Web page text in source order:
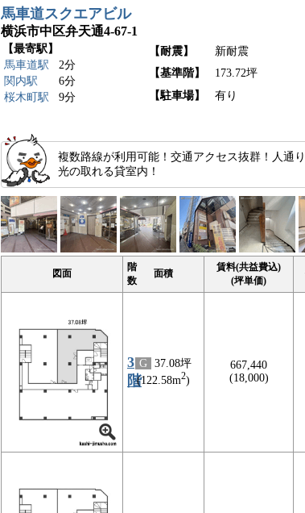
馬車道スクエアビル
横浜市中区弁天通4-67-1
【最寄駅】
馬車道駅
2分
関内駅
6分
桜木町駅
9分
【耐震】
新耐震
【基準階】
173.72坪
【駐車場】
有り
複数路線が利用可能！交通アクセス抜群！人通
光の取れる貸室内！
図面
階
数
面積
賃料(共益費込)
(坪単価)
3
階
G 37.08坪
(122.58m2)
667,440
(18,000)